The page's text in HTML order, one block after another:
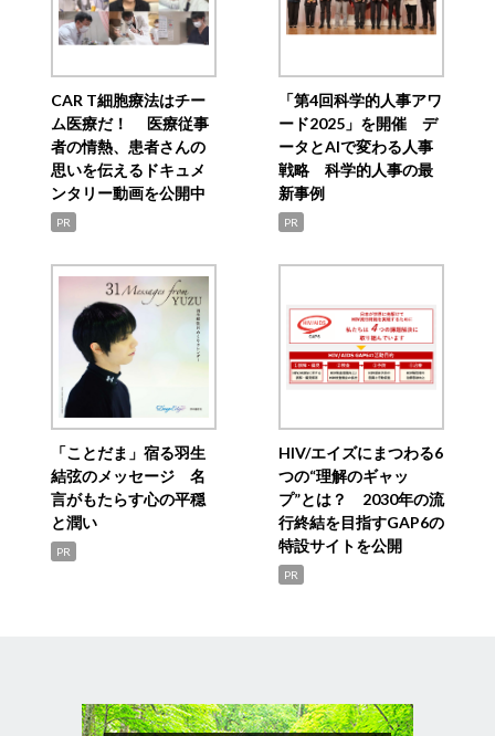
CAR T細胞療法はチー
ム医療だ！ 医療従事
者の情熱、患者さんの
思いを伝えるドキュメ
ンタリー動画を公開中
PR
「第4回科学的人事アワ
ード2025」を開催 デ
ータとAIで変わる人事
戦略 科学的人事の最
新事例
PR
「ことだま」宿る羽生
結弦のメッセージ 名
言がもたらす心の平穏
と潤い
PR
HIV/エイズにまつわる6
つの“理解のギャッ
プ”とは？ 2030年の流
行終結を目指すGAP6の
特設サイトを公開
PR